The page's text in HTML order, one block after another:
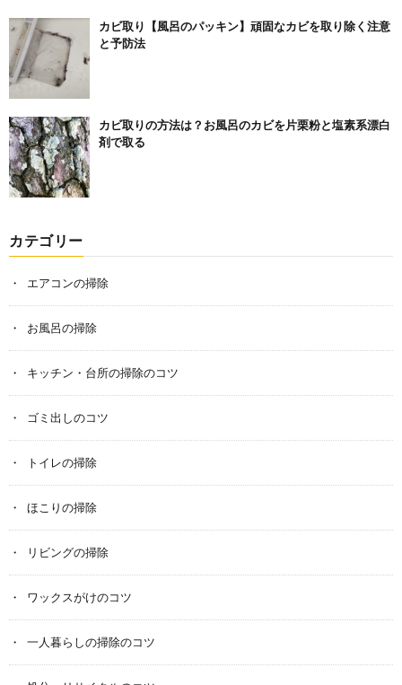
カビ取り【風呂のパッキン】頑固なカビを取り除く注意
と予防法
カビ取りの方法は？お風呂のカビを片栗粉と塩素系漂白
剤で取る
カテゴリー
エアコンの掃除
お風呂の掃除
キッチン・台所の掃除のコツ
ゴミ出しのコツ
トイレの掃除
ほこりの掃除
リビングの掃除
ワックスがけのコツ
一人暮らしの掃除のコツ